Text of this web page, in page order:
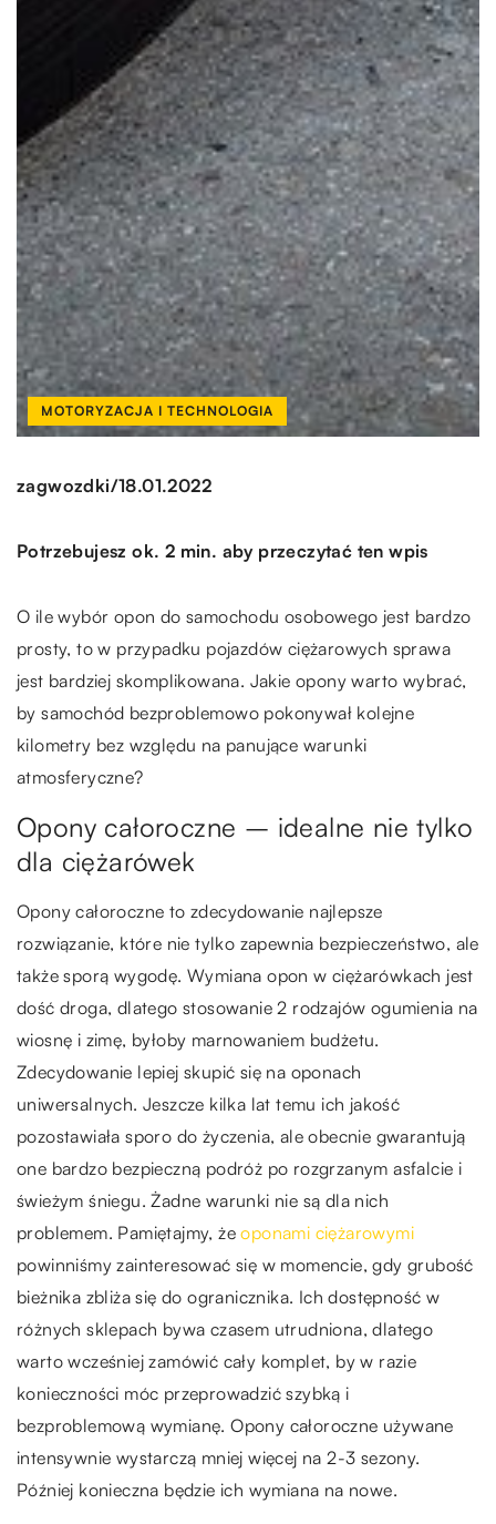
MOTORYZACJA I TECHNOLOGIA
zagwozdki/18.01.2022
Potrzebujesz ok. 2 min. aby przeczytać ten wpis
O ile wybór opon do samochodu osobowego jest bardzo
prosty, to w przypadku pojazdów ciężarowych sprawa
jest bardziej skomplikowana. Jakie opony warto wybrać,
by samochód bezproblemowo pokonywał kolejne
kilometry bez względu na panujące warunki
atmosferyczne?
Opony całoroczne – idealne nie tylko
dla ciężarówek
Opony całoroczne to zdecydowanie najlepsze
rozwiązanie, które nie tylko zapewnia bezpieczeństwo, ale
także sporą wygodę. Wymiana opon w ciężarówkach jest
dość droga, dlatego stosowanie 2 rodzajów ogumienia na
wiosnę i zimę, byłoby marnowaniem budżetu.
Zdecydowanie lepiej skupić się na oponach
uniwersalnych. Jeszcze kilka lat temu ich jakość
pozostawiała sporo do życzenia, ale obecnie gwarantują
one bardzo bezpieczną podróż po rozgrzanym asfalcie i
świeżym śniegu. Żadne warunki nie są dla nich
problemem. Pamiętajmy, żeoponami ciężarowymi
powinniśmy zainteresować się w momencie, gdy grubość
bieżnika zbliża się do ogranicznika. Ich dostępność w
różnych sklepach bywa czasem utrudniona, dlatego
warto wcześniej zamówić cały komplet, by w razie
konieczności móc przeprowadzić szybką i
bezproblemową wymianę. Opony całoroczne używane
intensywnie wystarczą mniej więcej na 2-3 sezony.
Później konieczna będzie ich wymiana na nowe.